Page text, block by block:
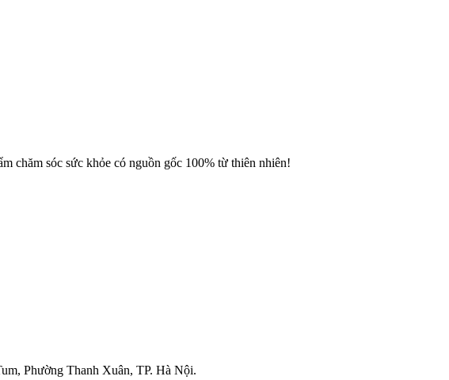
sóc sức khỏe có nguồn gốc 100% từ thiên nhiên!
Phường Thanh Xuân, TP. Hà Nội.